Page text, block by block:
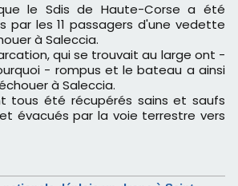
par les 11 passagers d'une vedette
à Saleccia.
qui se trouvait au large ont -
- rompus et le bateau a ainsi
à Saleccia.
tous été récupérés sains et saufs
évacués par la voie terrestre vers